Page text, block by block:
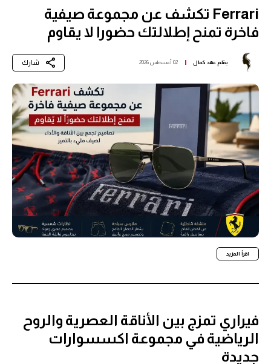
Ferrari تكشف عن مجموعة صيفية
فاخرة تمنح إطلالتك حضورا لا يقاوم
بقلم عهد كمال 02 أغسطس 2026 شارك
اقرأ المزيد
فيراري تمزج بين الأناقة العصرية والروح
الرياضية في مجموعة اكسسوارات
جديدة